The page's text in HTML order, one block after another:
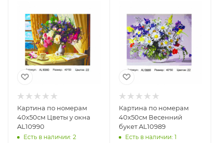
Картина по номерам
40х50см Цветы у окна
AL10990
Есть в наличии: 2
Картина по номерам
40х50см Весенний
букет AL10989
Есть в наличии: 1